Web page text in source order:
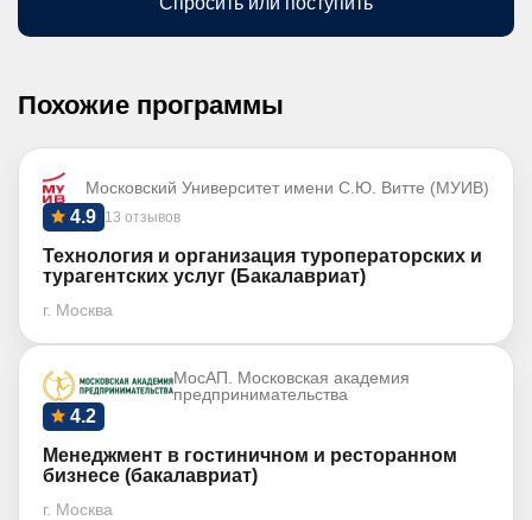
Похожие программы
Московский Университет имени С.Ю. Витте (МУИВ)
13 отзывов
4.9
Технология и организация туроператорских и
турагентских услуг (Бакалавриат)
г. Москва
МосАП. Московская академия
предпринимательства
4.2
Менеджмент в гостиничном и ресторанном
бизнесе (бакалавриат)
г. Москва